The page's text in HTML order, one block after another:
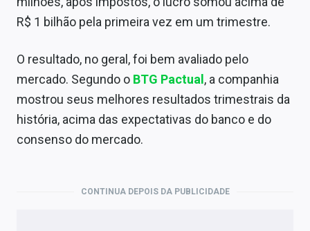
R$ 1 bilhão pela primeira vez em um trimestre.
O resultado, no geral, foi bem avaliado pelo
mercado. Segundo o BTG Pactual , a companhia
mostrou seus melhores resultados trimestrais da
história, acima das expectativas do banco e do
consenso do mercado.
CONTINUA DEPOIS DA PUBLICIDADE